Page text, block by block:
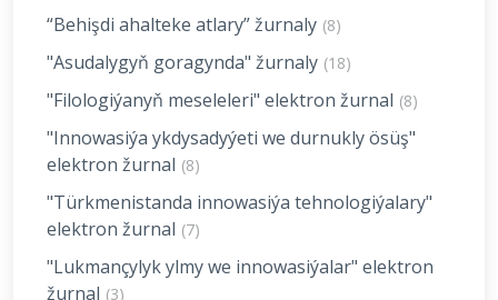
“Behişdi ahalteke atlary” žurnaly (8)
"Asudalygyň goragynda" žurnaly (18)
"Filologiýanyň meseleleri" elektron žurnal (8)
"Innowasiýa ykdysadyýeti we durnukly ösüş"
elektron žurnal (8)
"Türkmenistanda innowasiýa tehnologiýalary"
elektron žurnal (7)
"Lukmançylyk ylmy we innowasiýalar" elektron
žurnal (3)